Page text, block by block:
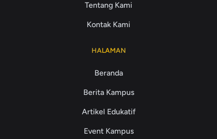
Tentang Kami
Kontak Kami
HALAMAN
Beranda
Berita Kampus
Artikel Edukatif
Event Kampus